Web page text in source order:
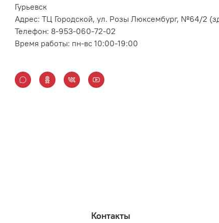
Гурьевск
Адрес: ТЦ Городской, ул. Розы Люксембург, №64/2
Телефон: 8-953-060-72-02
Время работы: пн-вс 10:00-19:00
Контакты